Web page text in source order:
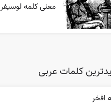
معنی کلمه لوسیفر
کلمات عربی
افخر